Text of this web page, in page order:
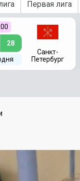
Первая лига
28
Санкт-
Петербург